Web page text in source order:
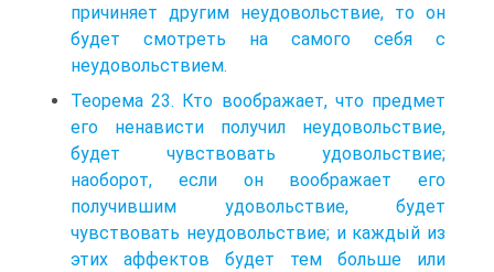
причиняет другим неудовольствие, то он
будет смотреть на самого себя с
неудовольствием.
Теорема 23. Кто воображает, что предмет
его ненависти получил неудовольствие,
будет чувствовать удовольствие;
наоборот, если он воображает его
получившим удовольствие, будет
чувствовать неудовольствие; и каждый из
этих аффектов будет тем больше или